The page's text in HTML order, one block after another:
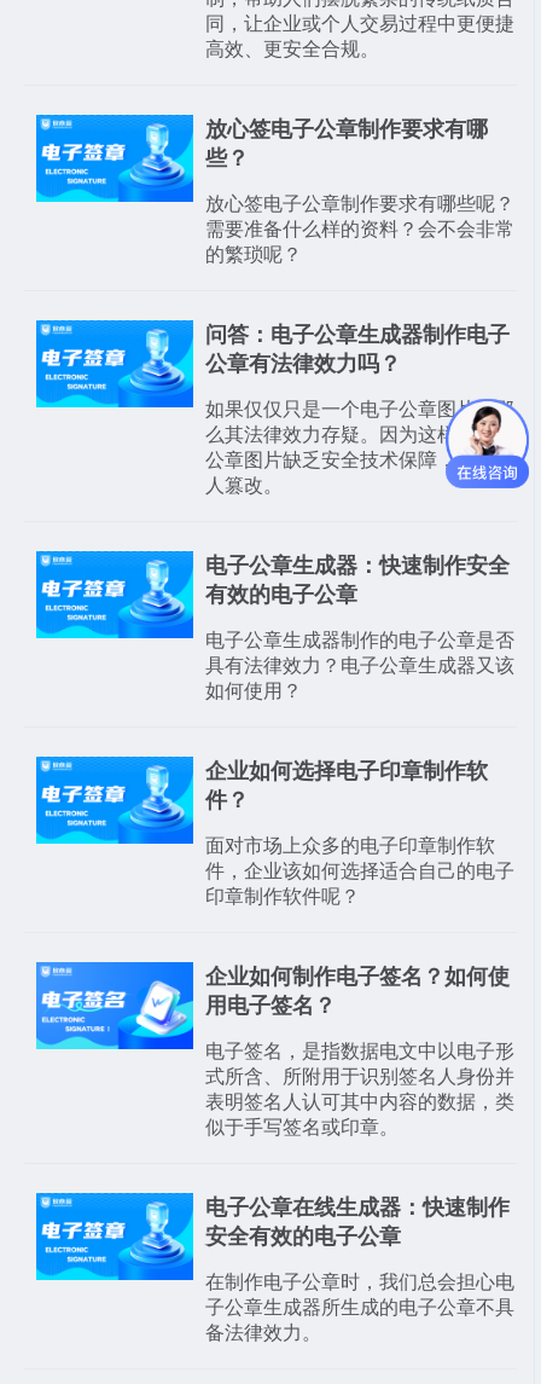
同，让企业或个人交易过程中更便捷
高效、更安全合规。
放心签电子公章制作要求有哪
些？
放心签电子公章制作要求有哪些呢？
需要准备什么样的资料？会不会非常
的繁琐呢？
问答：电子公章生成器制作电子
公章有法律效力吗？
如果仅仅只是一个电子公章图片，那
么其法律效力存疑。因为这样的电子
公章图片缺乏安全技术保障，极易被
人篡改。
电子公章生成器：快速制作安全
有效的电子公章
电子公章生成器制作的电子公章是否
具有法律效力？电子公章生成器又该
如何使用？
企业如何选择电子印章制作软
件？
面对市场上众多的电子印章制作软
件，企业该如何选择适合自己的电子
印章制作软件呢？
企业如何制作电子签名？如何使
用电子签名？
电子签名，是指数据电文中以电子形
式所含、所附用于识别签名人身份并
表明签名人认可其中内容的数据，类
似于手写签名或印章。
电子公章在线生成器：快速制作
安全有效的电子公章
在制作电子公章时，我们总会担心电
子公章生成器所生成的电子公章不具
备法律效力。